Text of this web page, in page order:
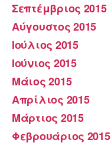
Σεπτέμβριος 2015
Αύγουστος 2015
Ιούλιος 2015
Ιούνιος 2015
Μάιος 2015
Απρίλιος 2015
Μάρτιος 2015
Φεβρουάριος 2015